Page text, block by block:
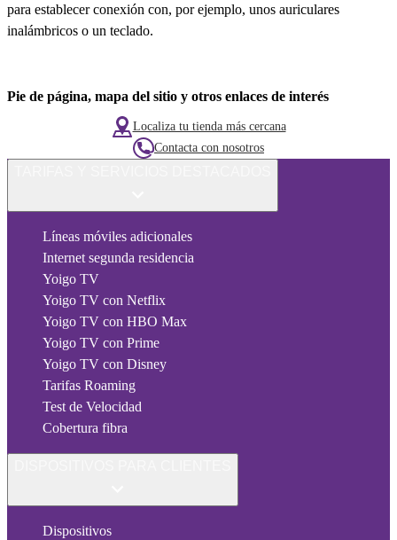
para establecer conexión con, por ejemplo, unos auriculares
inalámbricos o un teclado.
Pie de página, mapa del sitio y otros enlaces de interés
Localiza tu tienda más cercana
Contacta con nosotros
Líneas móviles adicionales
Internet segunda residencia
Yoigo TV
Yoigo TV con Netflix
Yoigo TV con HBO Max
Yoigo TV con Prime
Yoigo TV con Disney
Tarifas Roaming
Test de Velocidad
Cobertura fibra
Dispositivos